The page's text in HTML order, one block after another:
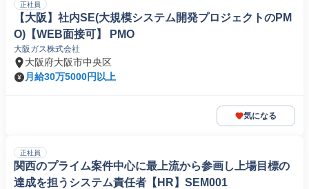
正社員
【大阪】社内SE(大規模システム開発プロジェクトのPM
O)【WEB面接可】 PMO
大阪ガス株式会社
大阪府大阪市中央区
月給30万5000円以上
気になる
正社員
関西のプライム案件中心に最上流から参画し上場目標の
達成を担うシステム責任者【HR】SEM001